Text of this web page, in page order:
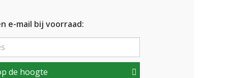
e-mail bij voorraad:
de hoogte